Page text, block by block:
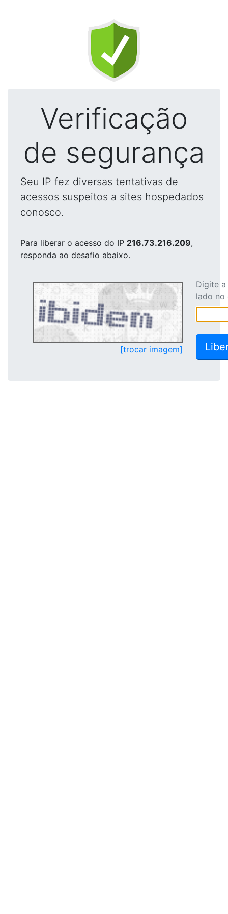
Verificação
de segurança
Seu IP fez diversas tentativas de
acessos suspeitos a sites hospedados
conosco.
Para liberar o acesso do IP 216.73.216.209,
responda ao desafio abaixo.
[trocar imagem]
Digite
lado no